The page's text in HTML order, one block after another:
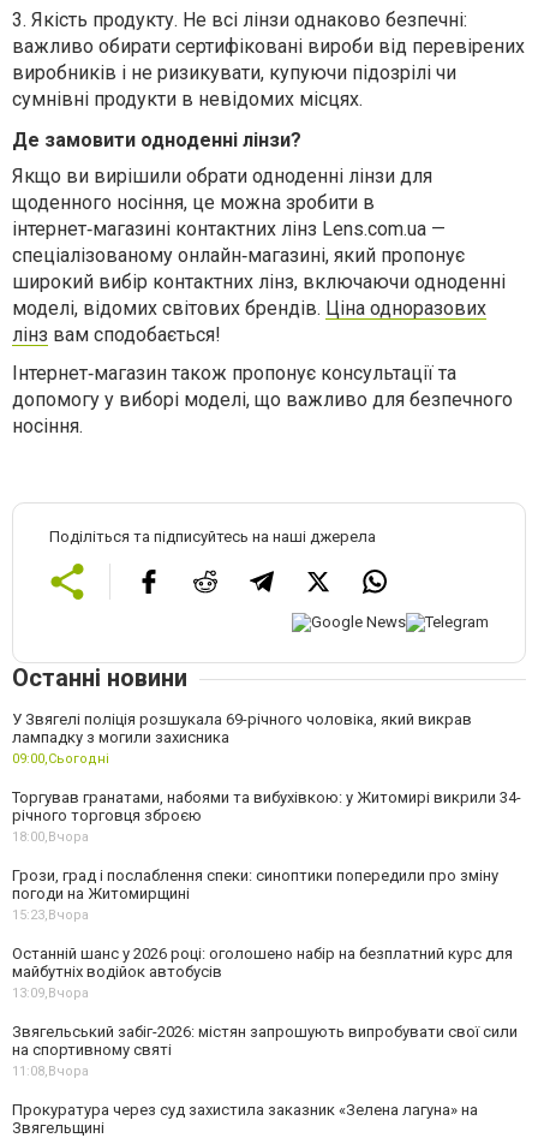
3. Якість продукту. Не всі лінзи однаково безпечні:
важливо обирати сертифіковані вироби від перевірених
виробників і не ризикувати, купуючи підозрілі чи
сумнівні продукти в невідомих місцях.
Де замовити одноденні лінзи?
Якщо ви вирішили обрати одноденні лінзи для
щоденного носіння, це можна зробити в
інтернет‑магазині контактних лінз Lens.com.ua —
спеціалізованому онлайн‑магазині, який пропонує
широкий вибір контактних лінз, включаючи одноденні
моделі, відомих світових брендів. Ціна одноразових
лінз вам сподобається!
Інтернет‑магазин також пропонує консультації та
допомогу у виборі моделі, що важливо для безпечного
носіння.
Поділіться та підписуйтесь на наші джерела
Останні новини
У Звягелі поліція розшукала 69-річного чоловіка, який викрав
лампадку з могили захисника
09:00,Сьогодні
Торгував гранатами, набоями та вибухівкою: у Житомирі викрили 34-
річного торговця зброєю
18:00,Вчора
Грози, град і послаблення спеки: синоптики попередили про зміну
погоди на Житомирщині
15:23,Вчора
Останній шанс у 2026 році: оголошено набір на безплатний курс для
майбутніх водійок автобусів
13:09,Вчора
Звягельський забіг-2026: містян запрошують випробувати свої сили
на спортивному святі
11:08,Вчора
Прокуратура через суд захистила заказник «Зелена лагуна» на
Звягельщині